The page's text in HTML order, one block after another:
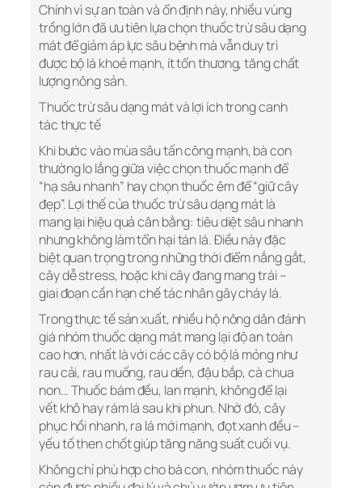
Chính vì sự an toàn và ổn định này, nhiều vùng
trồng lớn đã ưu tiên lựa chọn thuốc trừ sâu dạng
mát để giảm áp lực sâu bệnh mà vẫn duy trì
được bộ lá khoẻ mạnh, ít tổn thương, tăng chất
lượng nông sản.
Thuốc trừ sâu dạng mát và lợi ích trong canh
tác thực tế
Khi bước vào mùa sâu tấn công mạnh, bà con
thường lo lắng giữa việc chọn thuốc mạnh để
“hạ sâu nhanh” hay chọn thuốc êm để “giữ cây
đẹp”. Lợi thế của thuốc trừ sâu dạng mát là
mang lại hiệu quả cân bằng: tiêu diệt sâu nhanh
nhưng không làm tổn hại tán lá. Điều này đặc
biệt quan trọng trong những thời điểm nắng gắt,
cây dễ stress, hoặc khi cây đang mang trái –
giai đoạn cần hạn chế tác nhân gây cháy lá.
Trong thực tế sản xuất, nhiều hộ nông dân đánh
giá nhóm thuốc dạng mát mang lại độ an toàn
cao hơn, nhất là với các cây có bộ lá mỏng như
rau cải, rau muống, rau dền, đậu bắp, cà chua
non… Thuốc bám đều, lan mạnh, không để lại
vết khô hay rám lá sau khi phun. Nhờ đó, cây
phục hồi nhanh, ra lá mới mạnh, đọt xanh đều –
yếu tố then chốt giúp tăng năng suất cuối vụ.
Không chỉ phù hợp cho bà con, nhóm thuốc này